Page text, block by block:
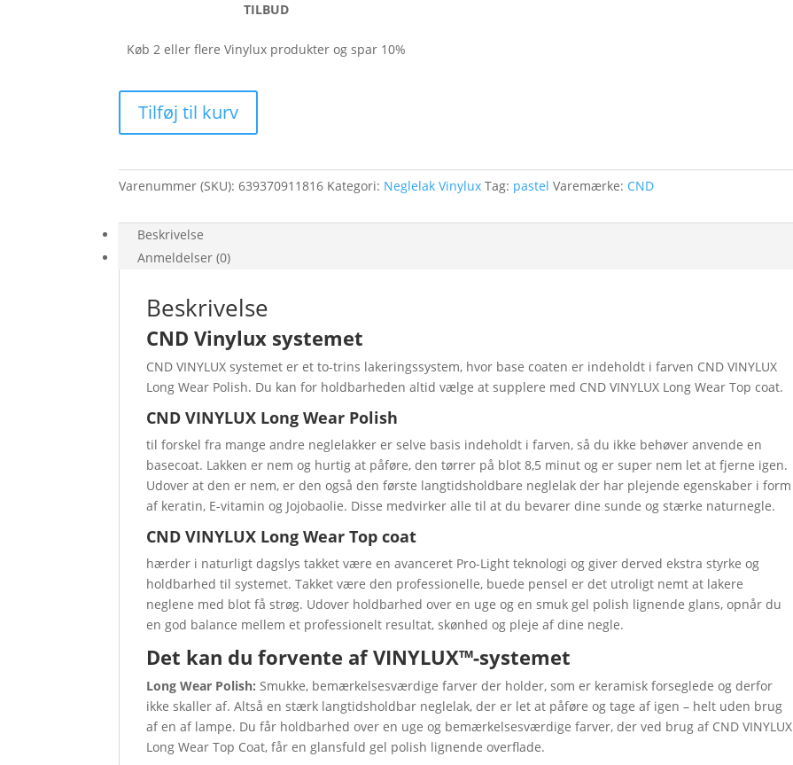
TILBUD
Køb 2 eller flere Vinylux produkter og spar 10%
Pursuit
Vinylux
antal
Tilføj til kurv
Varenummer (SKU):639370911816 Kategori: Neglelak Vinylux Tag: pastel Varemærke: CND
Beskrivelse
Anmeldelser (0)
Beskrivelse
CND Vinylux systemet
CND VINYLUX systemet er et to-trins lakeringssystem, hvor base coaten er indeholdt i farven CND VINYLUX
Long Wear Polish. Du kan for holdbarheden altid vælge at supplere med CND VINYLUX Long Wear Top coat.
CND VINYLUX Long Wear Polish
til forskel fra mange andre neglelakker er selve basis indeholdt i farven, så du ikke behøver anvende en
basecoat. Lakken er nem og hurtig at påføre, den tørrer på blot 8,5 minut og er super nem let at fjerne igen.
Udover at den er nem, er den også den første langtidsholdbare neglelak der har plejende egenskaber i form
af keratin, E-vitamin og Jojobaolie. Disse medvirker alle til at du bevarer dine sunde og stærke naturnegle.
CND VINYLUX Long Wear Top coat
hærder i naturligt dagslys takket være en avanceret Pro-Light teknologi og giver derved ekstra styrke og
holdbarhed til systemet. Takket være den professionelle, buede pensel er det utroligt nemt at lakere
neglene med blot få strøg. Udover holdbarhed over en uge og en smuk gel polish lignende glans, opnår du
en god balance mellem et professionelt resultat, skønhed og pleje af dine negle.
Det kan du forvente af VINYLUX™-systemet
Long Wear Polish:Smukke, bemærkelsesværdige farver der holder, som er keramisk forseglede og derfor
ikke skaller af. Altså en stærk langtidsholdbar neglelak, der er let at påføre og tage af igen – helt uden brug
af en af lampe. Du får holdbarhed over en uge og bemærkelsesværdige farver, der ved brug af CND VINYLUX
Long Wear Top Coat, får en glansfuld gel polish lignende overflade.